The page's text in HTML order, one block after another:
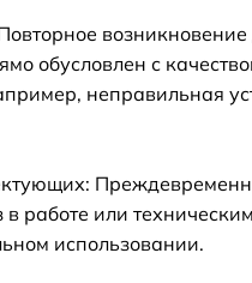
обусловлен с
неправильная
в работе или
использовании.